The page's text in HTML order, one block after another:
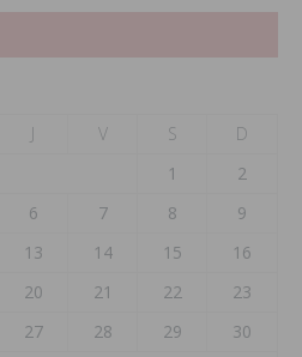
J V S
D
1
2
6 7 8
9
13 14 15
16
20 21 22
23
27 28 29
30